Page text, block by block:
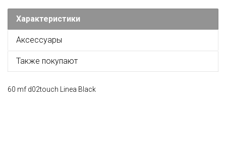
Характеристики
Аксессуары
Также покупают
60 mf d02touch Linea Black